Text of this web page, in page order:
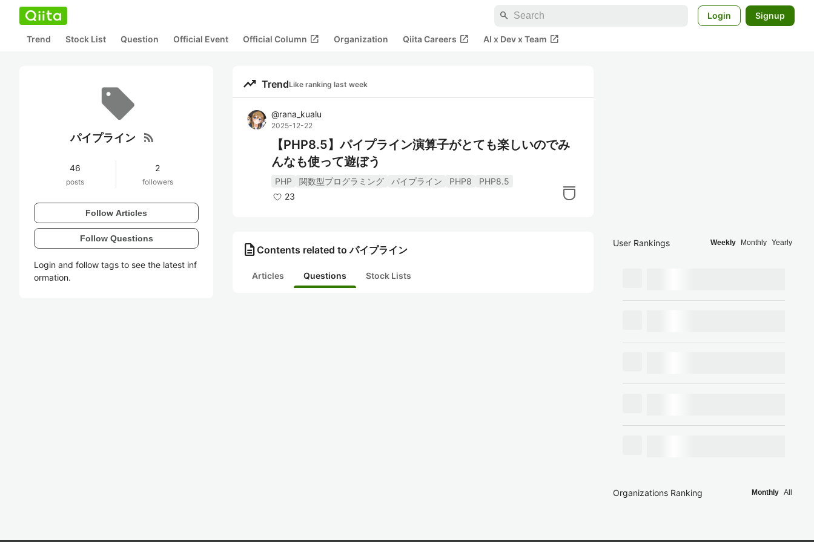
search Login Signup
Trend Stock List Question Official Event Official Column open_in_new Organization Qiita Careers open_in_new AI x Dev x Team open_in_new
パイプライン rss_feed
46
posts
2
followers
Follow Articles
Follow Questions
Login and follow tags to see the latest inf
ormation.
trending_up TrendLike ranking last week
@rana_kualu
2025-12-22
【PHP8.5】パイプライン演算子がとても楽しいのでみ
んなも使って遊ぼう
PHP 関数型プログラミング パイプライン PHP8
PHP8.5
23
description Contents related to パイプライン
Articles Questions Stock Lists
User Rankings Weekly Monthly Yearly
Organizations Ranking Monthly All